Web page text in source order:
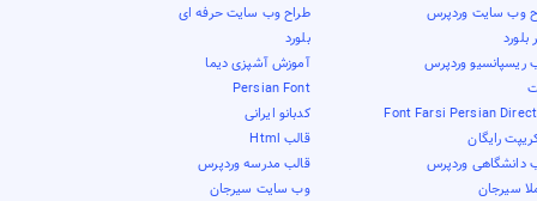
وب سایت وردپرس
طراح وب سایت حرفه ای
بلورد
بلورد
ریسپانسیو وردپرس
آموزش آشپزی دیما
Persian Font
Font Farsi Persian
کدبانو ایرانی
رایگان
قالب Html
دانشگاهی وردپرس
قالب مدرسه وردپرس
سیرجان
وب سایت سیرجان